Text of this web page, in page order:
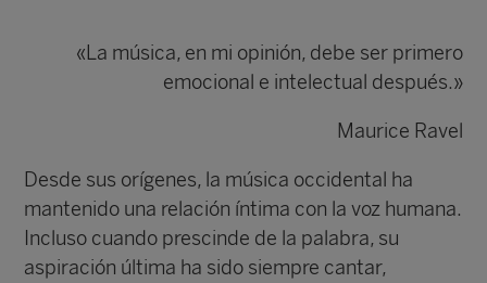
«La música, en mi opinión, debe ser primero
emocional e intelectual después.»
Maurice Ravel
Desde sus orígenes, la música occidental ha
mantenido una relación íntima con la voz humana.
Incluso cuando prescinde de la palabra, su
aspiración última ha sido siempre cantar,